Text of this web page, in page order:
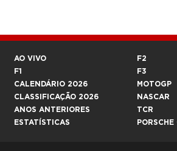
AO VIVO
F1
CALENDÁRIO 2026
CLASSIFICAÇÃO 2026
ANOS ANTERIORES
ESTATÍSTICAS
F2
F3
MOTOGP
NASCAR
TCR
PORSCHE